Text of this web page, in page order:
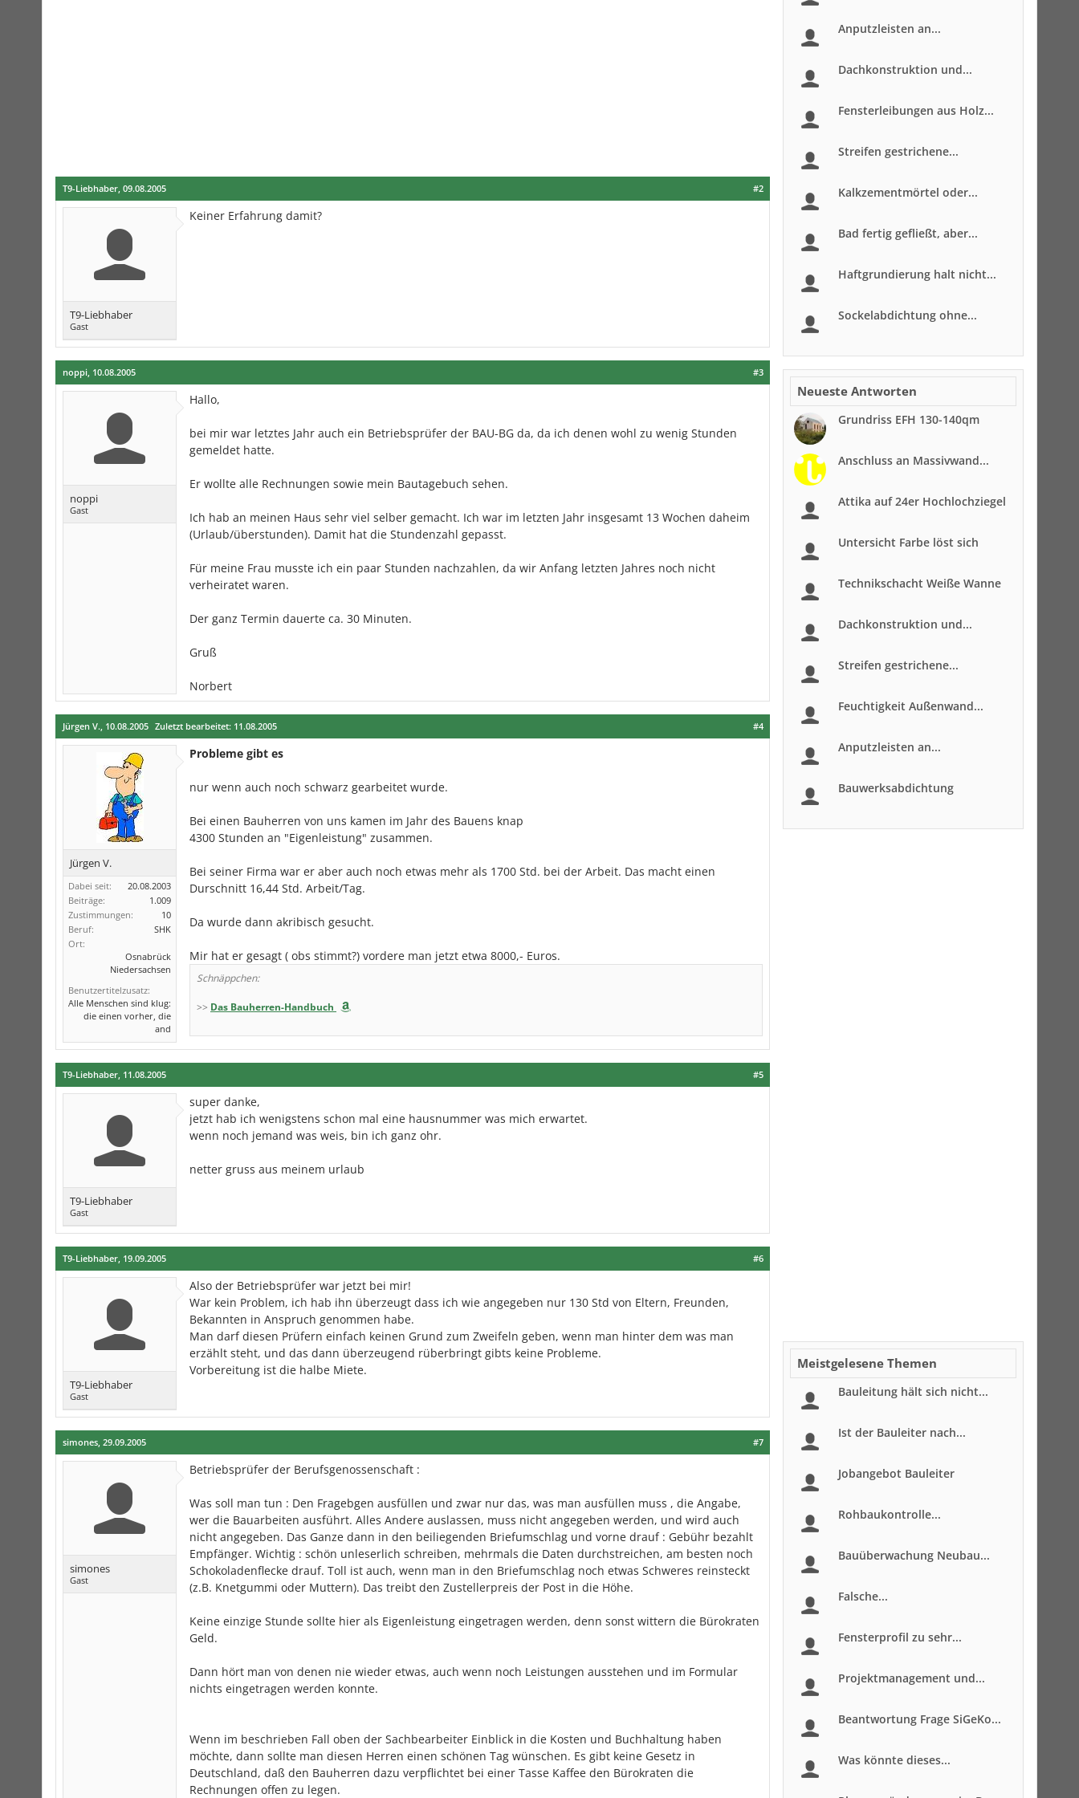
#2
T9-Liebhaber, 09.08.2005
T9-Liebhaber
Gast
Keiner Erfahrung damit?
#3
noppi, 10.08.2005
noppi
Gast
Hallo,
bei mir war letztes Jahr auch ein Betriebsprüfer der BAU-BG da, da ich denen wohl zu wenig Stunden
gemeldet hatte.
Er wollte alle Rechnungen sowie mein Bautagebuch sehen.
Ich hab an meinen Haus sehr viel selber gemacht. Ich war im letzten Jahr insgesamt 13 Wochen daheim
(Urlaub/überstunden). Damit hat die Stundenzahl gepasst.
Für meine Frau musste ich ein paar Stunden nachzahlen, da wir Anfang letzten Jahres noch nicht
verheiratet waren.
Der ganz Termin dauerte ca. 30 Minuten.
Gruß
Norbert
#4
Jürgen V., 10.08.2005 Zuletzt bearbeitet: 11.08.2005
Jürgen V.
Dabei seit:
20.08.2003
Beiträge:
1.009
Zustimmungen:
10
Beruf:
SHK
Ort:
Osnabrück
Niedersachsen
Benutzertitelzusatz:
Alle Menschen sind klug:
die einen vorher, die
and
Probleme gibt es
nur wenn auch noch schwarz gearbeitet wurde.
Bei einen Bauherren von uns kamen im Jahr des Bauens knap
4300 Stunden an "Eigenleistung" zusammen.
Bei seiner Firma war er aber auch noch etwas mehr als 1700 Std. bei der Arbeit. Das macht einen
Durschnitt 16,44 Std. Arbeit/Tag.
Da wurde dann akribisch gesucht.
Mir hat er gesagt ( obs stimmt?) vordere man jetzt etwa 8000,- Euros.
Schnäppchen:
>> Das Bauherren-Handbuch
#5
T9-Liebhaber, 11.08.2005
T9-Liebhaber
Gast
super danke,
jetzt hab ich wenigstens schon mal eine hausnummer was mich erwartet.
wenn noch jemand was weis, bin ich ganz ohr.
netter gruss aus meinem urlaub
#6
T9-Liebhaber, 19.09.2005
T9-Liebhaber
Gast
Also der Betriebsprüfer war jetzt bei mir!
War kein Problem, ich hab ihn überzeugt dass ich wie angegeben nur 130 Std von Eltern, Freunden,
Bekannten in Anspruch genommen habe.
Man darf diesen Prüfern einfach keinen Grund zum Zweifeln geben, wenn man hinter dem was man
erzählt steht, und das dann überzeugend rüberbringt gibts keine Probleme.
Vorbereitung ist die halbe Miete.
#7
simones, 29.09.2005
simones
Gast
Betriebsprüfer der Berufsgenossenschaft :
Was soll man tun : Den Fragebgen ausfüllen und zwar nur das, was man ausfüllen muss , die Angabe,
wer die Bauarbeiten ausführt. Alles Andere auslassen, muss nicht angegeben werden, und wird auch
nicht angegeben. Das Ganze dann in den beiliegenden Briefumschlag und vorne drauf : Gebühr bezahlt
Empfänger. Wichtig : schön unleserlich schreiben, mehrmals die Daten durchstreichen, am besten noch
Schokoladenflecke drauf. Toll ist auch, wenn man in den Briefumschlag noch etwas Schweres reinsteckt
(z.B. Knetgummi oder Muttern). Das treibt den Zustellerpreis der Post in die Höhe.
Keine einzige Stunde sollte hier als Eigenleistung eingetragen werden, denn sonst wittern die Bürokraten
Geld.
Dann hört man von denen nie wieder etwas, auch wenn noch Leistungen ausstehen und im Formular
nichts eingetragen werden konnte.
Wenn im beschrieben Fall oben der Sachbearbeiter Einblick in die Kosten und Buchhaltung haben
möchte, dann sollte man diesen Herren einen schönen Tag wünschen. Es gibt keine Gesetz in
Deutschland, daß den Bauherren dazu verpflichtet bei einer Tasse Kaffee den Bürokraten die
Rechnungen offen zu legen.
Anputzleisten an...
Dachkonstruktion und...
Fensterleibungen aus Holz...
Streifen gestrichene...
Kalkzementmörtel oder...
Bad fertig gefließt, aber...
Haftgrundierung halt nicht...
Sockelabdichtung ohne...
Neueste Antworten
Grundriss EFH 130-140qm
Anschluss an Massivwand...
Attika auf 24er Hochlochziegel
Untersicht Farbe löst sich
Technikschacht Weiße Wanne
Dachkonstruktion und...
Streifen gestrichene...
Feuchtigkeit Außenwand...
Anputzleisten an...
Bauwerksabdichtung
Meistgelesene Themen
Bauleitung hält sich nicht...
Ist der Bauleiter nach...
Jobangebot Bauleiter
Rohbaukontrolle...
Bauüberwachung Neubau...
Falsche...
Fensterprofil zu sehr...
Projektmanagement und...
Beantwortung Frage SiGeKo...
Was könnte dieses...